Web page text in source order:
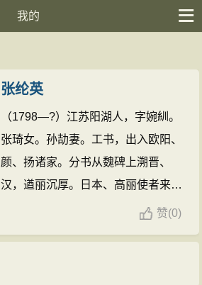
我的
张纶英
（1798—?）江苏阳湖人，字婉紃。
张琦女。孙劼妻。工书，出入欧阳、
颜、扬诸家。分书从魏碑上溯晋、
汉，遒丽沉厚。日本、高丽使者来
华，常购其作品。与姊英等互为师
赞(0)